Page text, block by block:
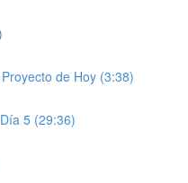
de Hoy (3:38)
5 (29:36)